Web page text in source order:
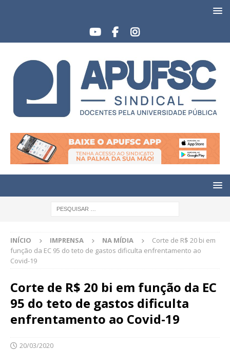
INÍCIO IMPRENSA NA MÍDIA
Corte de R$ 20 bi em
função da EC 95 do teto de gastos dificulta enfrentamento ao
Covid-19
Corte de R$ 20 bi em função da EC
95 do teto de gastos dificulta
enfrentamento ao Covid-19
20/03/2020